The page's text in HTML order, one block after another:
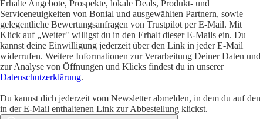
Erhalte Angebote, Prospekte, lokale Deals, Produkt- und
Serviceneuigkeiten von Bonial und ausgewählten Partnern, sowie
gelegentliche Bewertungsanfragen von Trustpilot per E-Mail. Mit
Klick auf „Weiter" willigst du in den Erhalt dieser E-Mails ein. Du
kannst deine Einwilligung jederzeit über den Link in jeder E-Mail
widerrufen. Weitere Informationen zur Verarbeitung Deiner Daten und
zur Analyse von Öffnungen und Klicks findest du in unserer
Datenschutzerklärung.
Du kannst dich jederzeit vom Newsletter abmelden, in dem du auf den
in der E-Mail enthaltenen Link zur Abbestellung klickst.